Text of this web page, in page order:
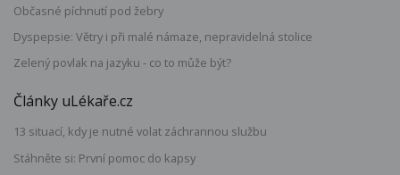
Občasné píchnutí pod žebry
Dyspepsie: Větry i při malé námaze, nepravidelná stolice
Zelený povlak na jazyku - co to může být?
Články uLékaře.cz
13 situací, kdy je nutné volat záchrannou službu
Stáhněte si: První pomoc do kapsy